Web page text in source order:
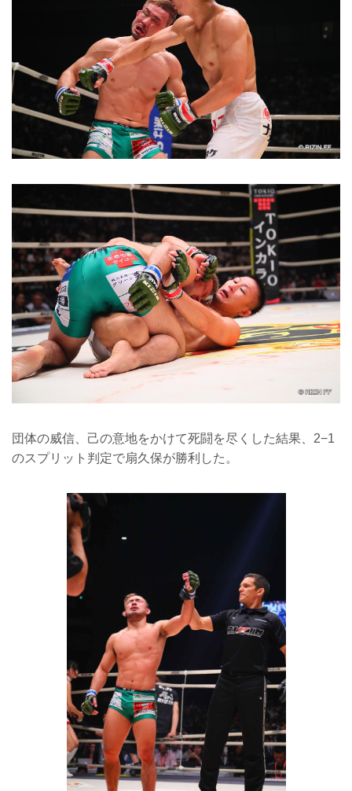
団体の威信、己の意地をかけて死闘を尽くした結果、2−1
のスプリット判定で扇久保が勝利した。